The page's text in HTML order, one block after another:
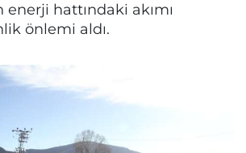
hattındaki akımı
önlemi aldı.